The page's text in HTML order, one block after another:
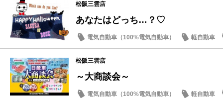
松阪三雲店
あなたはどっち…？♡
電気自動車（100%電気自動車）
軽自動車
試乗車・展示車
松阪三雲店
～大商談会～
電気自動車（100%電気自動車）
軽自動車